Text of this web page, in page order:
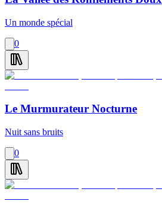
Un monde spécial
0
Le Murmurateur Nocturne
Nuit sans bruits
0